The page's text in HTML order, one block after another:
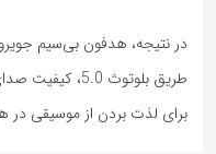
طریق بلوتوث
برای لذت بردن از موسیقی در